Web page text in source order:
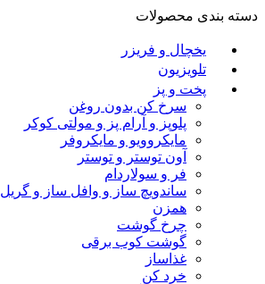
دسته بندی محصولات
یخچال و فریزر
تلویزیون
پخت و پز
سرخ کن بدون روغن
پلوپز و آرام پز و مولتی کوکر
مایکروویو و مایکروفر
آون توستر و توستر
فر و سولاردام
ساندویچ ساز و وافل ساز و گریل
همزن
چرخ گوشت
گوشت کوب برقی
غذاساز
خرد کن